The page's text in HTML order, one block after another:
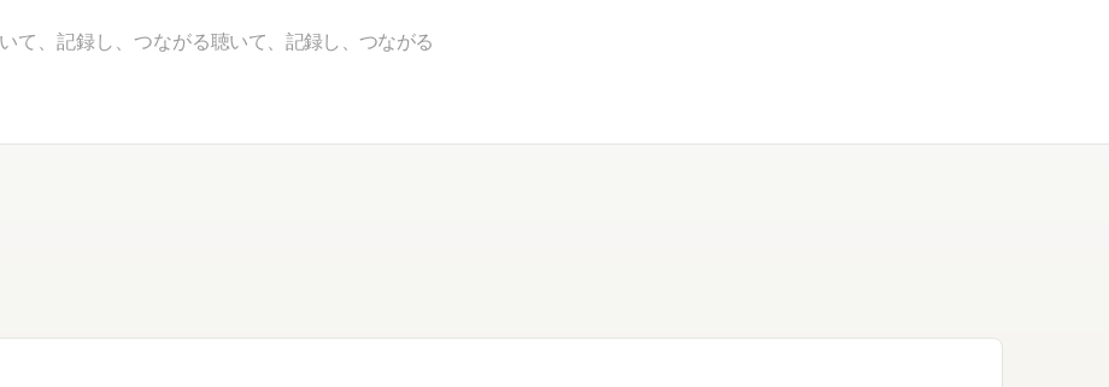
て、記録し、つながる聴いて、記録し、つながる